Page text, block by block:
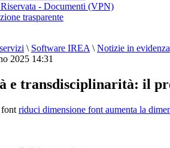
- Documenti (VPN)
trasparente
\ Software IREA \ Notizie in evidenza
2025 14:31
e transdisciplinarità: il
font riduci dimensione font aumenta la